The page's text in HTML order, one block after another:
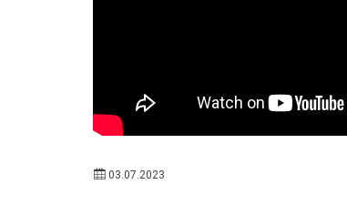
03.07.2023